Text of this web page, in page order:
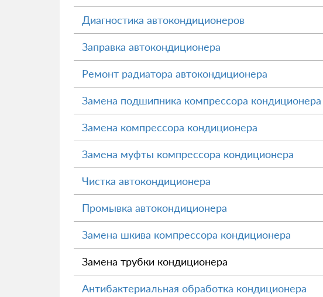
Диагностика автокондиционеров
Заправка автокондиционера
Ремонт радиатора автокондиционера
Замена подшипника компрессора кондиционера
Замена компрессора кондиционера
Замена муфты компрессора кондиционера
Чистка автокондиционера
Промывка автокондиционера
Замена шкива компрессора кондиционера
Замена трубки кондиционера
Антибактериальная обработка кондиционера